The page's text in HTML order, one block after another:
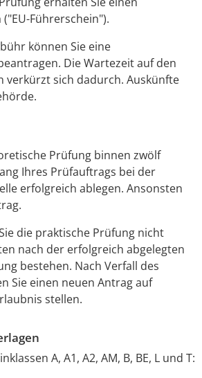
Führerschein").
können Sie eine
ntragen. Die Wartezeit auf den
verkürzt sich dadurch. Auskünfte
Prüfung binnen zwölf
Ihres Prüfauftrags bei der
erfolgreich ablegen. Ansonsten
die praktische Prüfung nicht
nach der erfolgreich abgelegten
bestehen. Nach Verfall des
Sie einen neuen Antrag auf
stellen.
A, A1, A2, AM, B, BE, L und T: